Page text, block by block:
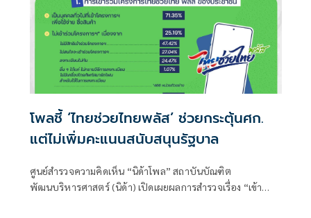
โพลชี้ ‘ไทยช่วยไทยพลัส’ ช่วยกระตุ้นศก.
แต่ไม่เพิ่มคะแนนสนับสนุนรัฐบาล
ศูนย์สำรวจความคิดเห็น “นิด้าโพล” สถาบันบัณฑิต
พัฒนบริหารศาสตร์ (นิด้า) เปิดเผยผลการสำรวจเรื่อง “เข้า